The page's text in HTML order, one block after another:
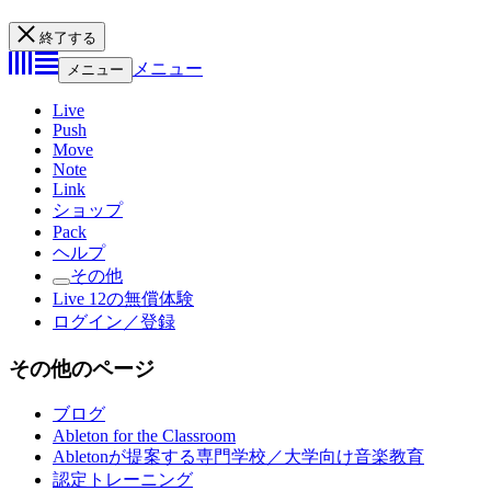
終了する
メニュー
メニュー
Live
Push
Move
Note
Link
ショップ
Pack
ヘルプ
その他
Live 12の無償体験
ログイン／登録
その他のページ
ブログ
Ableton for the Classroom
Abletonが提案する専門学校／大学向け音楽教育
認定トレーニング